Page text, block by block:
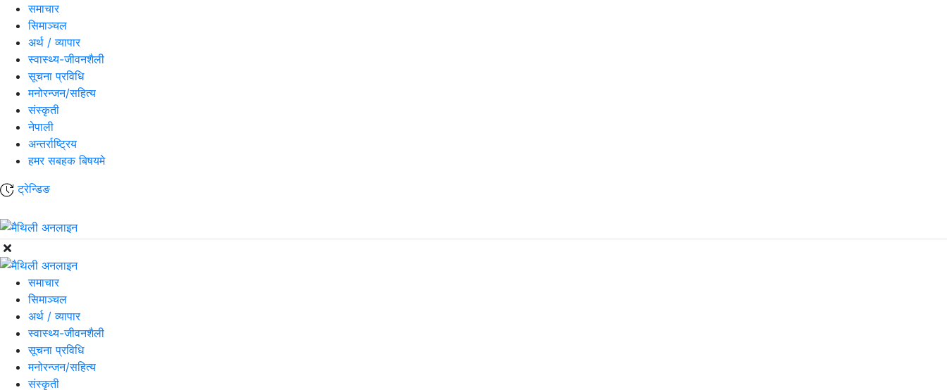
समाचार
सिमाञ्चल
अर्थ / व्यापार
स्वास्थ्य-जीवनशैली
सूचना प्रविधि
मनोरन्जन/सहित्य
संस्कृती
नेपाली
अन्तर्राष्ट्रिय
हमर सबहक बिषयमे
ट्रेन्डिङ
समाचार
सिमाञ्चल
अर्थ / व्यापार
स्वास्थ्य-जीवनशैली
सूचना प्रविधि
मनोरन्जन/सहित्य
संस्कृती